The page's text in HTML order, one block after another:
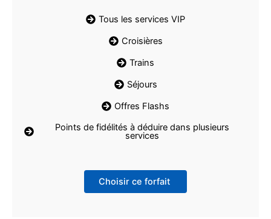
Tous les services VIP
Croisières
Trains
Séjours
Offres Flashs
Points de fidélités à déduire dans plusieurs
services
Choisir ce forfait